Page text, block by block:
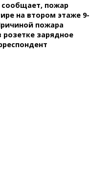
сообщает, пожар
на втором этаже 9-
пожара
розетке зарядное